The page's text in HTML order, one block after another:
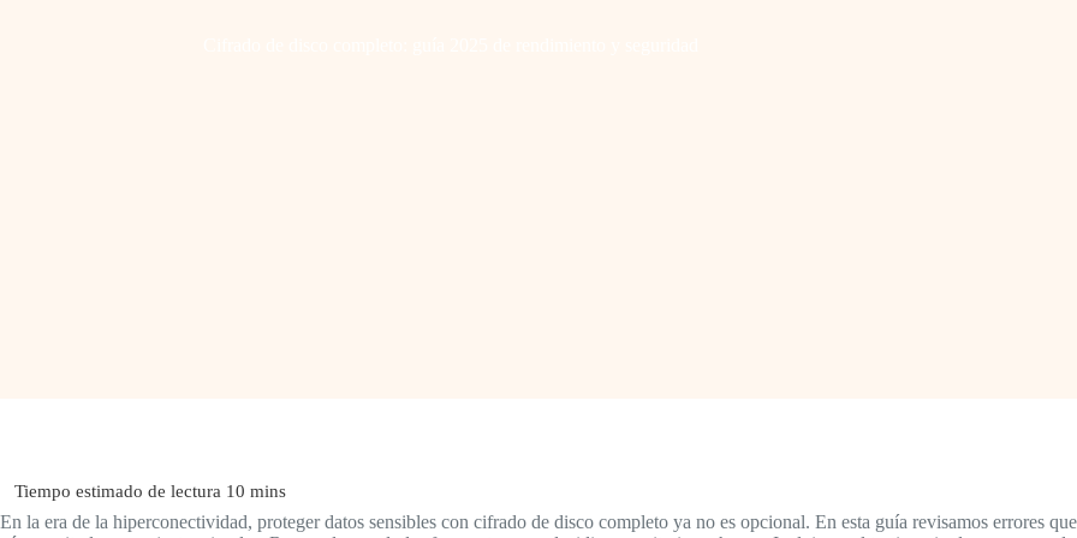
En la era de la hiperconectividad, proteger datos sensibles con cifrado de disco completo ya no es opcional. En esta guía revisamos errores